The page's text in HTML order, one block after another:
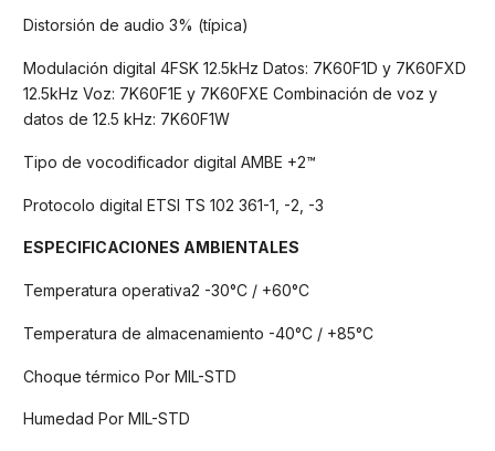
Distorsión de audio 3% (típica)
Modulación digital 4FSK 12.5kHz Datos: 7K60F1D y 7K60FXD
12.5kHz Voz: 7K60F1E y 7K60FXE Combinación de voz y
datos de 12.5 kHz: 7K60F1W
Tipo de vocodificador digital AMBE +2™
Protocolo digital ETSI TS 102 361-1, -2, -3
ESPECIFICACIONES AMBIENTALES
Temperatura operativa2 -30°C / +60°C
Temperatura de almacenamiento -40°C / +85°C
Choque térmico Por MIL-STD
Humedad Por MIL-STD